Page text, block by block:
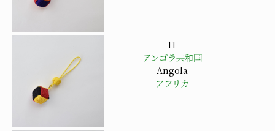
11
アンゴラ共和国
Angola
アフリカ